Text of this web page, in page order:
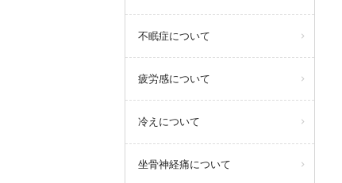
不眠症について
疲労感について
冷えについて
坐骨神経痛について